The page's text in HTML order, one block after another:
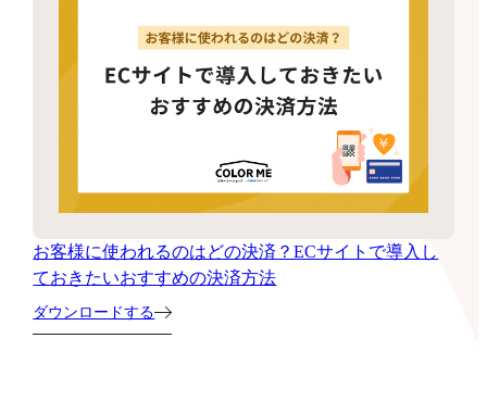
お客様に使われるのはどの決済？ECサイトで導入し
ておきたいおすすめの決済方法
ダウンロードする